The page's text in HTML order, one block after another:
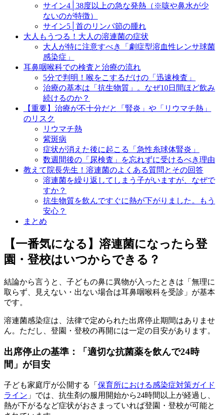
サイン4│38度以上の急な発熱（※咳や鼻水が少
ないのが特徴）
サイン5│首のリンパ節の腫れ
大人もうつる！大人の溶連菌の症状
大人が特に注意すべき「劇症型溶血性レンサ球菌
感染症」
耳鼻咽喉科での検査と治療の流れ
5分で判明！喉をこするだけの「迅速検査」
治療の基本は「抗生物質」。なぜ10日間ほど飲み
続けるのか？
【重要】治療が不十分だと「腎炎」や「リウマチ熱」
のリスク
リウマチ熱
紫斑病
症状が消えた後に起こる「急性糸球体腎炎」
数週間後の「尿検査」を忘れずに受けるべき理由
教えて院長先生！溶連菌のよくある質問とその回答
溶連菌を繰り返してしまう子がいますが、なぜで
すか？
抗生物質を飲んですぐに熱が下がりました。もう
安心？
まとめ
【一番気になる】溶連菌になったら登
園・登校はいつからできる？
結論から言うと、子どもの鼻に異物が入ったときは「無理に
取らず、見えない・出ない場合は耳鼻咽喉科を受診」が基本
です。
溶連菌感染症は、法律で定められた出席停止期間はありませ
ん。ただし、登園・登校の再開には一定の目安があります。
出席停止の基準：「適切な抗菌薬を飲んで24時
間」が目安
子ども家庭庁が公開する「 保育所における感染症対策ガイド
ライン 」では、抗生剤の服用開始から24時間以上が経過し、
熱が下がるなど症状がおさまっていれば登園・登校が可能と